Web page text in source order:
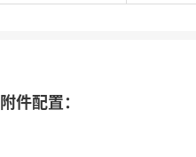
附件配置：